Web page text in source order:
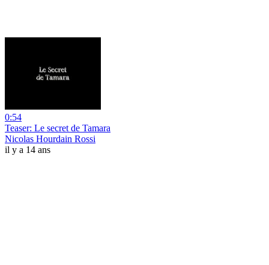
0:54
Teaser: Le secret de Tamara
Nicolas Hourdain Rossi
il y a 14 ans